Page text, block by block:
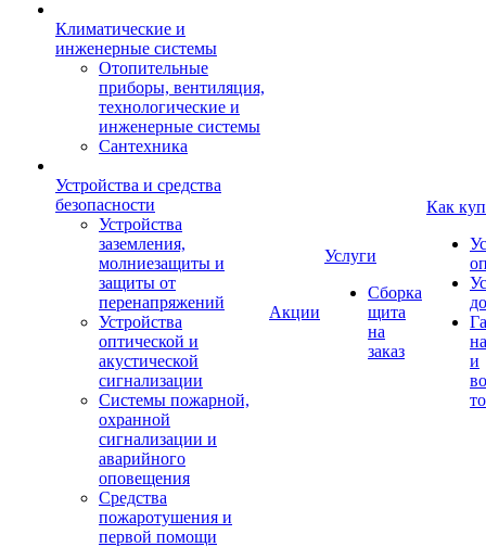
Климатические и
инженерные системы
Отопительные
приборы, вентиляция,
технологические и
инженерные системы
Сантехника
Устройства и средства
безопасности
Устройства
заземления,
молниезащиты и
защиты от
перенапряжений
Устройства
оптической и
акустической
сигнализации
Системы пожарной,
охранной
сигнализации и
аварийного
оповещения
Средства
пожаротушения и
первой помощи
Акции
Услуги
Сборка
щита
на
заказ
Как
и